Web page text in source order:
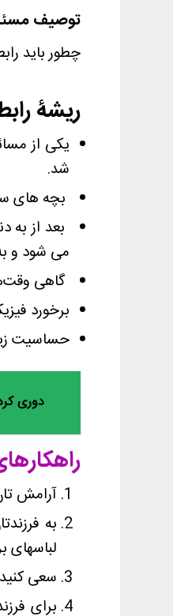
توصیف
چطور باید رابطه پسر سه سال و نیمه
ریشۀ
یکی از
شد.
بچه های
بعد از به
می شود و
گاهی
برخورد
حساسیت
دوری
آرامش
به
لباسهای
سعی
برای